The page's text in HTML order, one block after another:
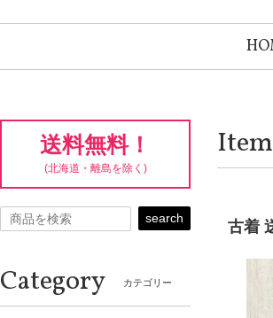
Item
古着
送料無料！
(北海道・離島を除く)
search
Category カテゴリー